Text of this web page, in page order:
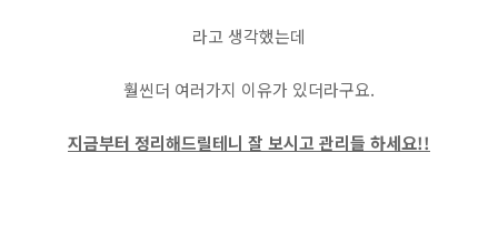
라고 생각했는데
훨씬더 여러가지 이유가 있더라구요.
지금부터 정리해드릴테니 잘 보시고 관리들 하세요!!